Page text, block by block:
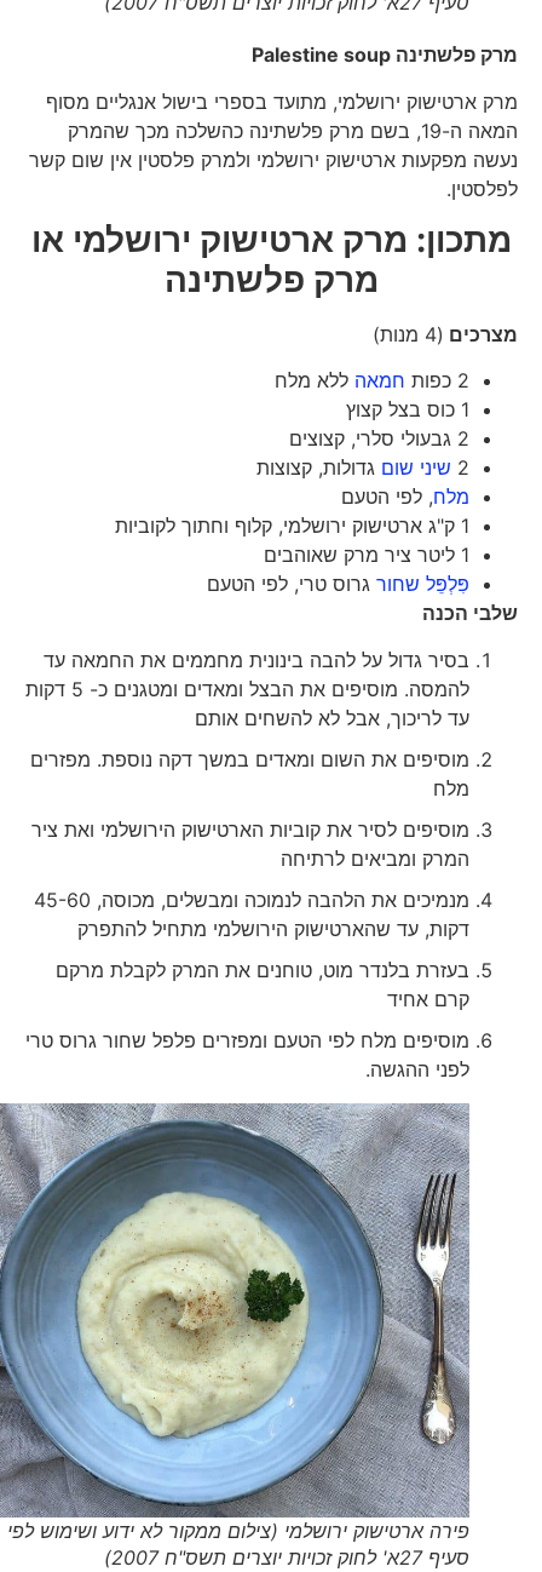
מרק פלשתינהPalestine soup
מרק ארטישוק ירושלמי, מתועד בספרי בישול אנגליים מסוף
המאה ה-19, בשם מרק פלשתינה כהשלכה מכך שהמרק
נעשה מפקעות ארטישוק ירושלמי ולמרק פלסטין אין שום קשר
לפלסטין.
מתכון: מרק ארטישוק ירושלמי או
מרק פלשתינה
מצרכים(4 מנות)
2 כפות
חמאהללא מלח
1 כוס בצל קצוץ
2 גבעולי סלרי, קצוצים
2
שיני שוםגדולות, קצוצות
מלח, לפי הטעם
1 ק"ג ארטישוק ירושלמי, קלוף וחתוך לקוביות
1 ליטר ציר מרק שאוהבים
פִּלְפֵּל שחורגרוס טרי, לפי הטעם
שלבי הכנה
בסיר גדול על להבה בינונית מחממים את החמאה עד
להמסה. מוסיפים את הבצל ומאדים ומטגנים כ- 5 דקות
עד לריכוך, אבל לא להשחים אותם
מוסיפים את השום ומאדים במשך דקה נוספת. מפזרים
מלח
מוסיפים לסיר את קוביות הארטישוק הירושלמי ואת ציר
המרק ומביאים לרתיחה
מנמיכים את הלהבה לנמוכה ומבשלים, מכוסה, 45-60
דקות, עד שהארטישוק הירושלמי מתחיל להתפרק
בעזרת בלנדר מוט, טוחנים את המרק לקבלת מרקם
קרם אחיד
מוסיפים מלח לפי הטעם ומפזרים פלפל שחור גרוס טרי
לפני ההגשה.
פירה ארטישוק ירושלמי (צילום ממקור לא ידוע ושימוש לפי
סעיף 27א' לחוק זכויות יוצרים תשס"ח 2007)